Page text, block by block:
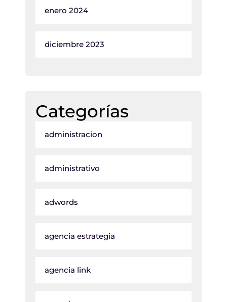
enero 2024
diciembre 2023
Categorías
administracion
administrativo
adwords
agencia estrategia
agencia link